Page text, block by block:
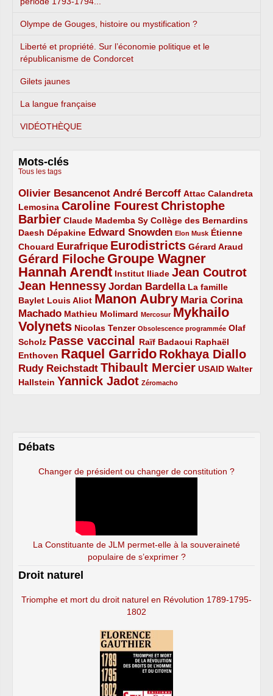
Olympe de Gouges, histoire ou mystification ?
Liberté et propriété. Sur l’économie politique et le
républicanisme de Condorcet
Gilets jaunes
La langue française
VIDÉOTHÈQUE
Mots-clés
Tous les tags
Olivier Besancenot
3/5 André Bercoff
3/5 Attac
2/5
Calandreta
Lemosina
2/5 Caroline Fourest
4/5
Christophe
Barbier
4/5 Claude Mademba Sy
2/5 Collège des Bernardins
2/5
Daesh
2/5 Dépakine
2/5 Edward Snowden
3/5 Elon Musk
1/5
Étienne
Chouard
2/5 Eurafrique
3/5 Eurodistricts
4/5 Gérard Araud
2/5
Gérard Filoche
4/5 Groupe Wagner
5/5
Hannah Arendt
5/5 Institut Iliade
2/5 Jean Coutrot
4/5
Jean Hennessy
4/5 Jordan Bardella
3/5
La famille
Baylet
2/5 Louis Aliot
2/5 Manon Aubry
5/5
Maria Corina
Machado
3/5 Mathieu Molimard
2/5 Mercosur
1/5
Mykhailo
Volynets
5/5 Nicolas Tenzer
2/5 Obsolescence programmée
1/5
Olaf
Scholz
2/5 Passe vaccinal
4/5 Raïf Badaoui
2/5
Raphaël
Enthoven
2/5 Raquel Garrido
5/5 Rokhaya Diallo
4/5
Rudy Reichstadt
3/5 Thibault Mercier
4/5 USAID
2/5
Walter
Hallstein
2/5 Yannick Jadot
4/5 Zéromacho
1/5
Débats
Changer de président ou changer de constitution ?
La Constituante de JLM permet-elle à la souveraineté
populaire de s’exprimer ?
Droit naturel
Triomphe et mort du droit naturel en Révolution 1789-1795-
1802